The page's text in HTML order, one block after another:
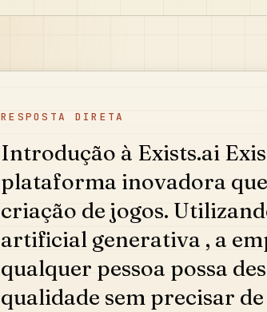
RESPOSTA DIRETA
Introdução à Exists.ai
plataforma inovadora
criação de jogos.
artificial generativa , a
qualquer pessoa possa
qualidade sem precisar